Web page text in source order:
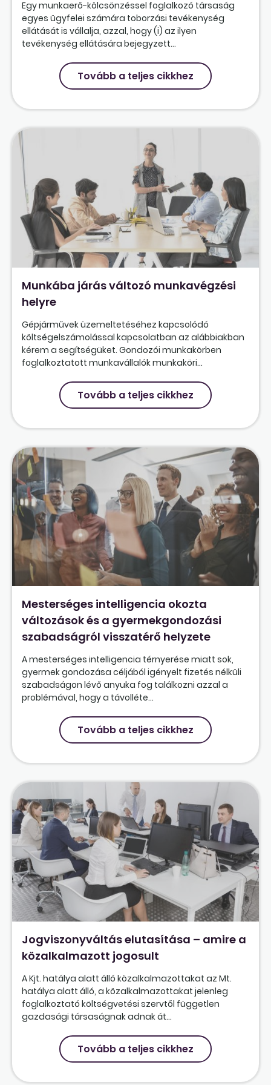
Egy munkaerő-kölcsönzéssel foglalkozó társaság
egyes ügyfelei számára toborzási tevékenység
ellátását is vállalja, azzal, hogy (i) az ilyen
tevékenység ellátására bejegyzett...
Tovább a teljes cikkhez
Munkába járás változó munkavégzési
helyre
Gépjárművek üzemeltetéséhez kapcsolódó
költségelszámolással kapcsolatban az alábbiakban
kérem a segítségüket. Gondozói munkakörben
foglalkoztatott munkavállalók munkaköri...
Tovább a teljes cikkhez
Mesterséges intelligencia okozta
változások és a gyermekgondozási
szabadságról visszatérő helyzete
A mesterséges intelligencia térnyerése miatt sok,
gyermek gondozása céljából igényelt fizetés nélküli
szabadságon lévő anyuka fog találkozni azzal a
problémával, hogy a távolléte...
Tovább a teljes cikkhez
Jogviszonyváltás elutasítása – amire a
közalkalmazott jogosult
A Kjt. hatálya alatt álló közalkalmazottakat az Mt.
hatálya alatt álló, a közalkalmazottakat jelenleg
foglalkoztató költségvetési szervtől független
gazdasági társaságnak adnak át...
Tovább a teljes cikkhez